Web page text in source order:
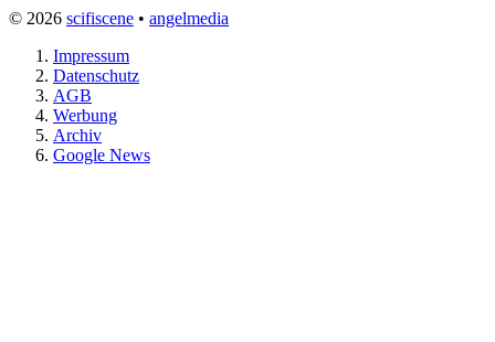
© 2026 scifiscene • angelmedia
Impressum
Datenschutz
AGB
Werbung
Archiv
Google News